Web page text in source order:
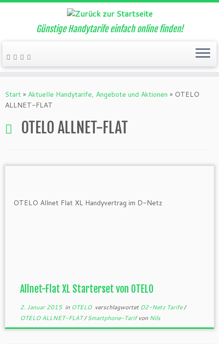
Inhalt
springen
Günstige Handytarife einfach online finden!
Start » Aktuelle Handytarife, Angebote und Aktionen » OTELO
ALLNET-FLAT
OTELO ALLNET-FLAT
Allnet-Flat XL Starterset von OTELO
2. Januar 2015in OTELO verschlagwortetD2-Netz Tarife/
OTELO ALLNET-FLAT/Smartphone-Tarifvon Nils